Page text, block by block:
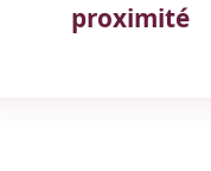
proximité